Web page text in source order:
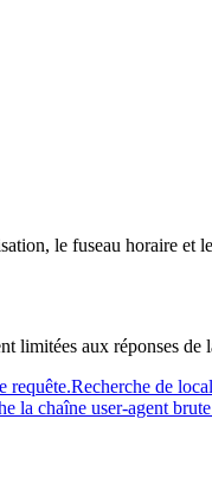
le fuseau horaire et
limitées aux réponses de
requête.Recherche de
la chaîne user-agent